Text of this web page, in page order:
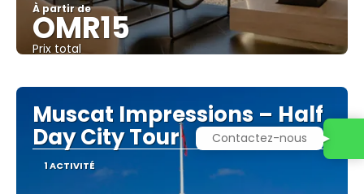
À partir de
OMR15
Prix ​​total
Muscat Impressions – Half
Day City Tour
1 ACTIVITÉ
Contactez-nous